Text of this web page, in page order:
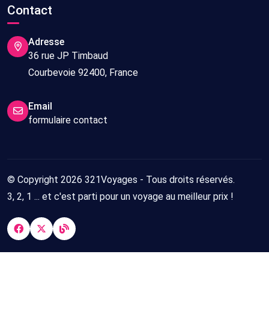
Contact
Adresse
36 rue JP Timbaud
Courbevoie 92400, France
Email
formulaire contact
© Copyright 2026 321Voyages - Tous droits réservés.
3, 2, 1 ... et c'est parti pour un voyage au meilleur prix !